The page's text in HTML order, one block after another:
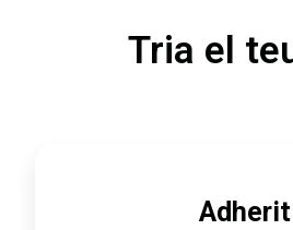
Tria el
Adherit